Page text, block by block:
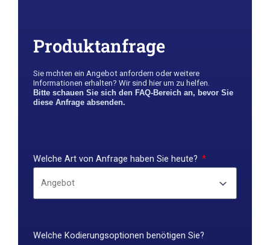
Produktanfrage
Sie m￶chten ein Angebot anfordern oder weitere
Informationen erhalten? Wir sind hier um zu helfen.
Bitte schauen Sie sich den FAQ-Bereich an, bevor Sie
diese Anfrage absenden.
Welche Art von Anfrage haben Sie heute?
Welche Kodierungsoptionen benötigen Sie?